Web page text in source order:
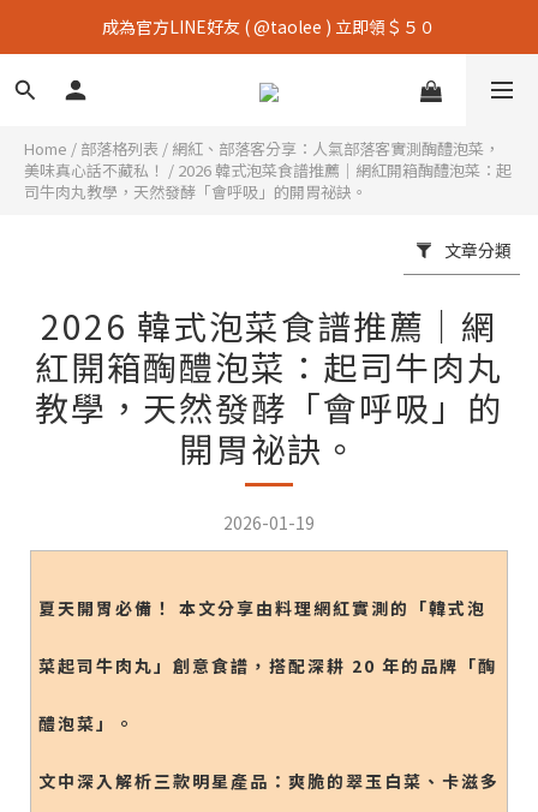
成為官方LINE好友 ( @taolee ) 立即領＄５０
Home / 部落格列表 / 網紅、部落客分享：人氣部落客實測醄醴泡菜，
美味真心話不藏私！ / 2026 韓式泡菜食譜推薦｜網紅開箱醄醴泡菜：起
司牛肉丸教學，天然發酵「會呼吸」的開胃祕訣。
文章分類
2026 韓式泡菜食譜推薦｜網
紅開箱醄醴泡菜：起司牛肉丸
教學，天然發酵「會呼吸」的
開胃祕訣。
2026-01-19
夏天開胃必備！ 本文分享由料理網紅實測的「韓式泡
菜起司牛肉丸」創意食譜，搭配深耕 20 年的品牌「醄
醴泡菜」。
文中深入解析三款明星產品：爽脆的翠玉白菜、卡滋多